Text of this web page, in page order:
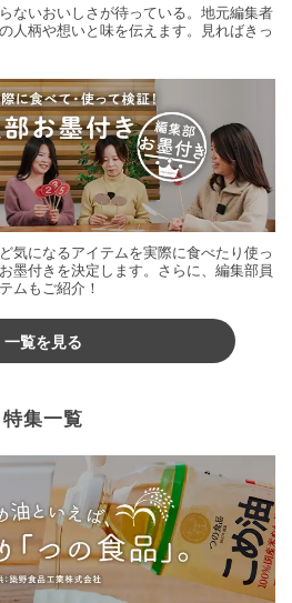
ないおいしさが待っている。地元編集者
人柄や想いと味を伝えます。見ればきっ
気になるアイテムを実際に食べたり使っ
墨付きを決定します。さらに、編集部員
ムもご紹介！
一覧を見る
特集一覧